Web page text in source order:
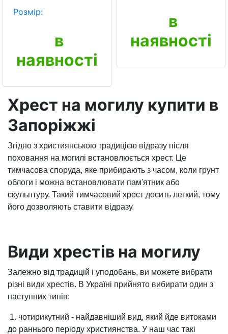
Розмір:
в
наявності
в
наявності
Хрест на могилу купити в
Запоріжжі
Згідно з християнською традицією відразу після
поховання на могилі встановлюється хрест. Це
тимчасова споруда, яке прибирають з часом, коли грунт
облоги і можна встановлювати пам'ятник або
скульптуру. Такий тимчасовий хрест досить легкий, тому
його дозволяють ставити відразу.
Види хрестів на могилу
Залежно від традицій і уподобань, ви можете вибрати
різні види хрестів. В Україні прийнято вибирати один з
наступних типів:
1. чотирикутний - найдавніший вид, який йде витоками
до раннього періоду християнства. У наш час такі